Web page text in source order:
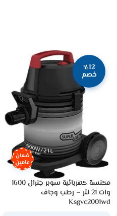
٪12
خصم
ضمان
عامين
مكنسة كهربائية سوبر جنرال 1600
وات 21 لتر – رطب وجاف
Ksgvc2001wd